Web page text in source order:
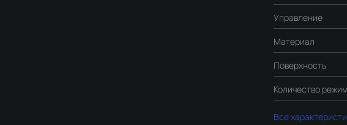
Управление
Материал
Поверхность
Количество
Все